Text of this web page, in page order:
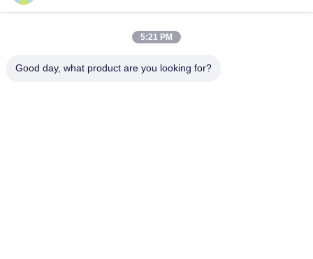
会社案内
お問い合わせ
5:21 PM
Good day, what product are you looking for?